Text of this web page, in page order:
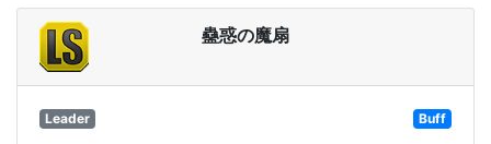
蠱惑の魔扇
Leader Buff